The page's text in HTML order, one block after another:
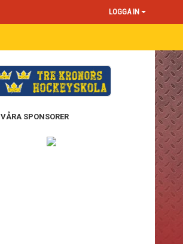
LOGGA IN
VÅRA SPONSORER